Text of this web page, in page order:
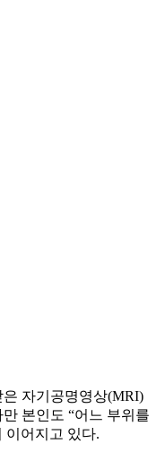
자기공명영상(MRI)
본인도 “어느 부위를
이어지고 있다.